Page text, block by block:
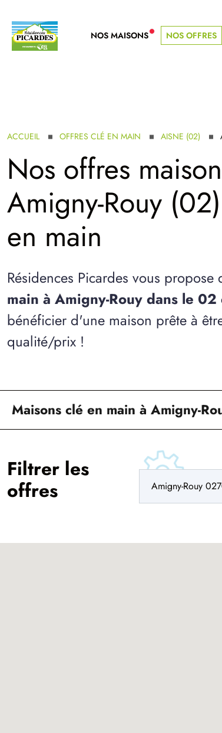
NOS MAISONS NOUVELLE GAMME
NOS OFFRES
ACCUEIL OFFRES CLÉ EN MAIN AISNE (02)
Nos offres
Amigny-Rouy
en main
Résidences Picardes vous propose
main à Amigny-Rouy dans le 02
bénéficier d'une maison prête à
qualité/prix !
Maisons clé en main à Amigny-
Filtrer les
offres